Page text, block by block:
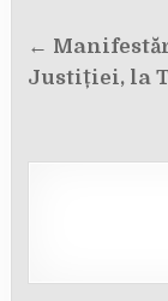
Navigare
în
←
Justiției, la